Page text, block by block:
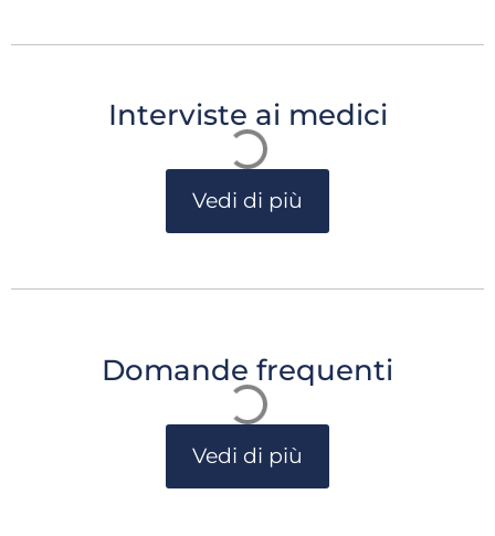
Interviste ai medici
Vedi di più
Domande frequenti
Vedi di più